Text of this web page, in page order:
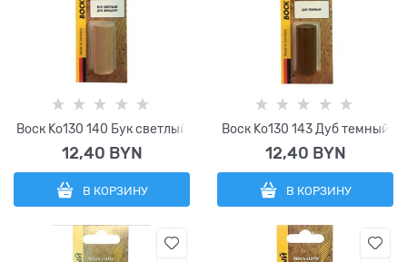
Воск Ko130 140 Бук светлый
12,40 BYN
В КОРЗИНУ
Воск Ko130 143 Дуб темный
12,40 BYN
В КОРЗИНУ